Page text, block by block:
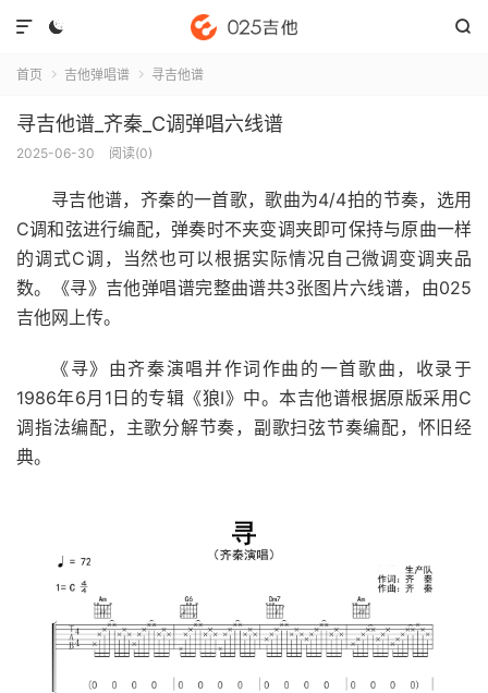
 

首页  吉他弹唱谱  寻吉他谱
寻吉他谱_齐秦_C调弹唱六线谱
2025-06-30 阅读(0)
寻吉他谱，齐秦的一首歌，歌曲为4/4拍的节奏，选用
C调和弦进行编配，弹奏时不夹变调夹即可保持与原曲一样
的调式C调，当然也可以根据实际情况自己微调变调夹品
数。《寻》吉他弹唱谱完整曲谱共3张图片六线谱，由025
吉他网上传。
《寻》由齐秦演唱并作词作曲的一首歌曲，收录于
1986年6月1日的专辑《狼I》中。本吉他谱根据原版采用C
调指法编配，主歌分解节奏，副歌扫弦节奏编配，怀旧经
典。